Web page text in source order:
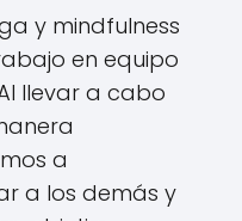
y mindfulness
en equipo
llevar a cabo
a
a los demás y